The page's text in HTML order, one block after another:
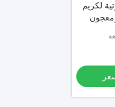
لكريم